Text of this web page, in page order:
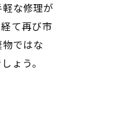
な修理が
て再び市
ではな
ょう。